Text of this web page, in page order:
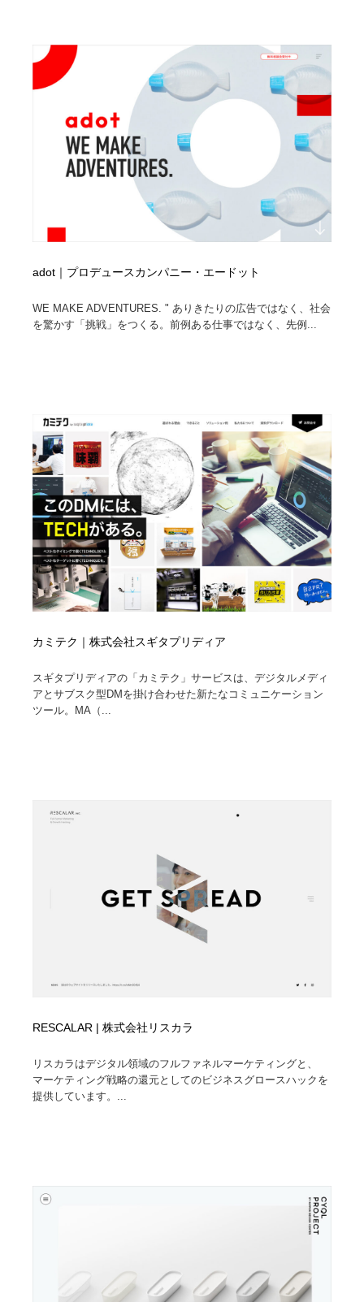
健康・医療・福祉・病院・歯医者・製薬・薬品
金融・銀行・投資・保険・M&A・商社
金融・銀行・投資・保険・M&A・商社
78
起業・事業支援・ボランティア・NPO
起業・事業支援・ボランティア・NPO
教育・スクール・保育・幼稚園・小中高・大学・専門学
教育・スクール・保育・幼稚園・小中高・大学・専門学
システム開発・IT・決済・アプリ・ソフトウェア
システム開発・IT・決済・アプリ・ソフトウェア
テクノロジー・AI・人工知能・スマートホーム・オンラ
テクノロジー・AI・人工知能・スマートホーム・オンラ
日本伝統：着物・織物・舞踊・歌舞伎・茶道・華道・書
日本伝統：着物・織物・舞踊・歌舞伎・茶道・華道・書
映画・アニメ・DVD・動画配信・放送・TV・ラジオ
音楽・アーティスト・楽器・舞台・演劇・ミュージカ
ル・ダンス
芸能人・俳優・女優・タレント・モデル・芸能事務所
芸能人・俳優・女優・タレント・モデル・芸能事務所
キャンペーン・イベント・ワークショップ・コンペティ
ション
キャンペーン・イベント・ワークショップ・コンペティ
77
マッチングサービス
マッチングサービス
22
アート・芸術・美術館・美術展・博物館・ギャラリー
アート・芸術・美術館・美術展・博物館・ギャラリー
383
鉛筆画・木炭画・デッサン・クロッキー
鉛筆画・木炭画・デッサン・クロッキー
15
グラフィティ・Graffiti・ストリートアート
グラフィティ・Graffiti・ストリートアート
GWD スタッフお気に入り
GWD スタッフお気に入り
201
Drawing Software / お絵かきソフト・アプリ・ブラシ
adot｜プロデュースカンパニー・エードット
WE MAKE ADVENTURES. " ありきたりの広告ではなく、社会
を驚かす「挑戦」をつくる。前例ある仕事ではなく、先例...
カミテク｜株式会社スギタプリディア
スギタプリディアの「カミテク」サービスは、デジタルメディ
アとサブスク型DMを掛け合わせた新たなコミュニケーション
ツール。MA（...
RESCALAR | 株式会社リスカラ
リスカラはデジタル領域のフルファネルマーケティングと、
マーケティング戦略の還元としてのビジネスグロースハックを
提供しています。...